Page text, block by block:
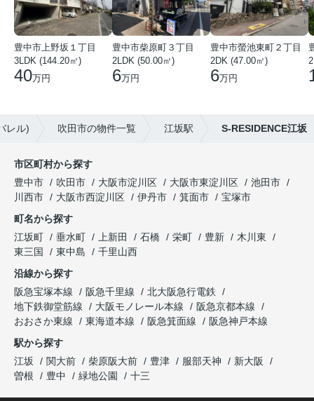
豊中市上野坂１丁目
3LDK (144.20㎡)
40万円
豊中市柴原町３丁目
2LDK (50.00㎡)
6万円
豊中市螢池東町２丁目
2DK (47.00㎡)
6万円
レル) 吹田市の物件一覧 江坂駅 S-RESIDENCE江坂
市区町村から探す
豊中市
吹田市 大阪市淀川区 大阪市東淀川区
池田市
川西市
大阪市西淀川区 伊丹市 箕面市
宝塚市
町名から探す
江坂町
垂水町 上新田 石橋 栄町 豊新
木川東
東三国
東中島
千里山西
沿線から探す
阪急宝塚本線
阪急千里線
北大阪急行電鉄
地下鉄御堂筋線
大阪モノレール本線
阪急京都本線
おおさか東線
東海道本線 阪急箕面線
阪急神戸本線
駅から探す
江坂
関大前 柴原阪大前 豊津 服部天神
新大阪
曽根
豊中 緑地公園 十三